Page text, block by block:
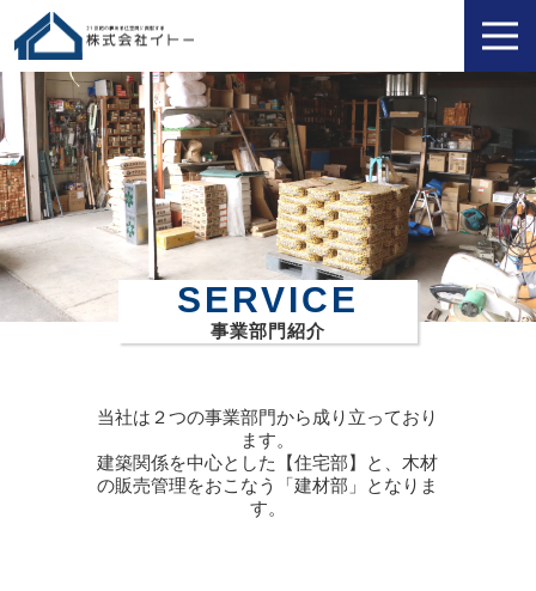
SERVICE
事業部門紹介
当社は２つの事業部門から成り立っており
ます。
建築関係を中心とした【住宅部】と、木材
の販売管理をおこなう「建材部」となりま
す。